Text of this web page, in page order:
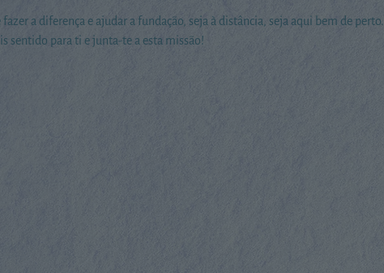
a diferença e ajudar a fundação, seja à distância, seja aqui bem de perto.
sentido para ti e junta-te a esta missão!